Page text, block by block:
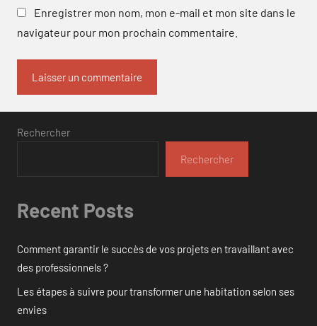
Enregistrer mon nom, mon e-mail et mon site dans le
navigateur pour mon prochain commentaire.
Rechercher
Rechercher
Recent Posts
Comment garantir le succès de vos projets en travaillant avec
des professionnels ?
Les étapes à suivre pour transformer une habitation selon ses
envies